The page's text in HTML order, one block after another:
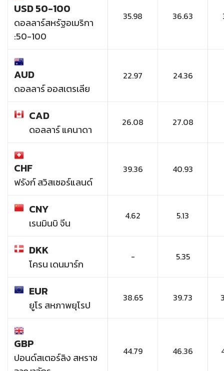
USD 50-100
ดอลลาร์สหรัฐอเมริกา
:50-100
35.98 36.63
AUD
ดอลลาร์ ออสเตรเลีย
22.97 24.36
CAD
ดอลลาร์ แคนาดา
26.08 27.08
CHF
ฟรังก์ สวิสเซอร์แลนด์
39.36 40.93
CNY
เรนมินบิ จีน
4.62 5.13
DKK
โครน เดนมาร์ก
- 5.35
EUR
ยูโร สหภาพยุโรป
38.65 39.73
GBP
ปอนด์สเตอร์ลิง สหราช
44.79 46.36